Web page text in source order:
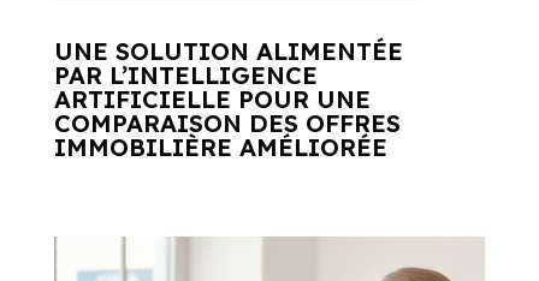
UNE SOLUTION ALIMENTÉE
PAR L’INTELLIGENCE
ARTIFICIELLE POUR UNE
COMPARAISON DES OFFRES
IMMOBILIÈRE AMÉLIORÉE